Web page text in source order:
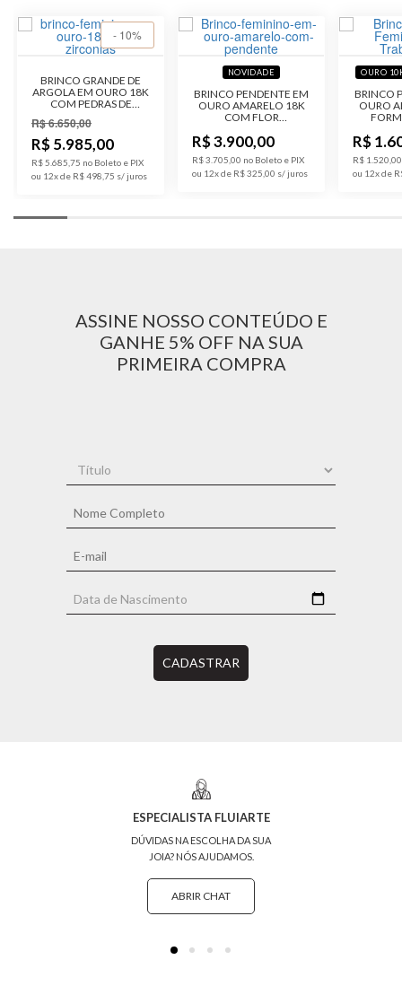
Público Feminino
Trabalhado
Código do
Produto
B3D097
BRINCO GRANDE DE
ARGOLA EM OURO 18K
COM PEDRAS DE
R$ 6.650,00
- 10%
R$ 5.985,00
R$ 5.685,75 no Boleto e PIX
ou 12x de R$ 498,75
NOVIDADE
BRINCO PENDENTE EM
OURO AMARELO 18K
COM FLOR
R$ 3.900,00
R$ 3.705,00 no Boleto e PIX
ou 12x de R$ 325,00
OURO
BRINCO
OURO
R$
R$
ou 12x de
ASSINE NOSSO CONTEÚDO E
GANHE 5% OFF NA SUA
PRIMEIRA COMPRA
CADASTRAR
ESPECIALISTA FLUIARTE
DÚVIDAS NA ESCOLHA DA SUA
JOIA? NÓS AJUDAMOS.
ABRIR CHAT